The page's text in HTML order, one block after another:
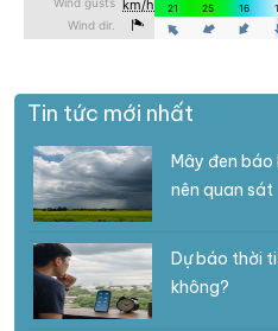
Tin tức mới nhất
Mây đen báo
nên quan sát
Dự báo thời
không?